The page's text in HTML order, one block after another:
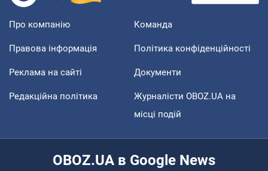
Про компанію Команда
Правова інформація Політика конфіденційності
Реклама на сайті Документи
Редакційна політика
Журналісти OBOZ.UA на
місці подій
OBOZ.UA в Google News